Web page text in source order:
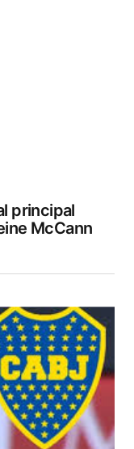
principal
McCann